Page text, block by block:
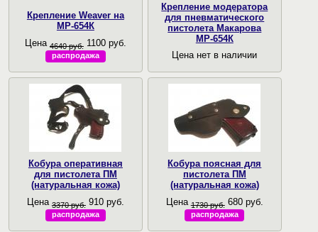
Крепление Weaver на
МР-654К
Цена 4640 руб. 1100 руб.
распродажа
Крепление модератора
для пневматического
пистолета Макарова
МР-654К
Цена нет в наличии
Кобура оперативная
для пистолета ПМ
(натуральная кожа)
Цена 3370 руб. 910 руб.
распродажа
Кобура поясная для
пистолета ПМ
(натуральная кожа)
Цена 1730 руб. 680 руб.
распродажа